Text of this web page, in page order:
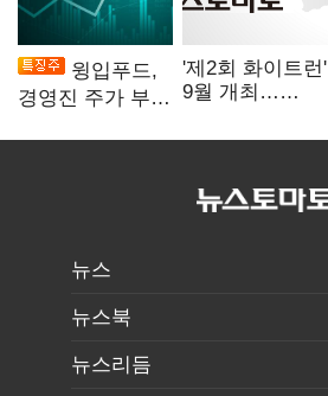
윙입푸드,
경영진 주가 부양
'제2회 화이트런'
9월 개최…
지원
뉴스
뉴스북
뉴스리듬